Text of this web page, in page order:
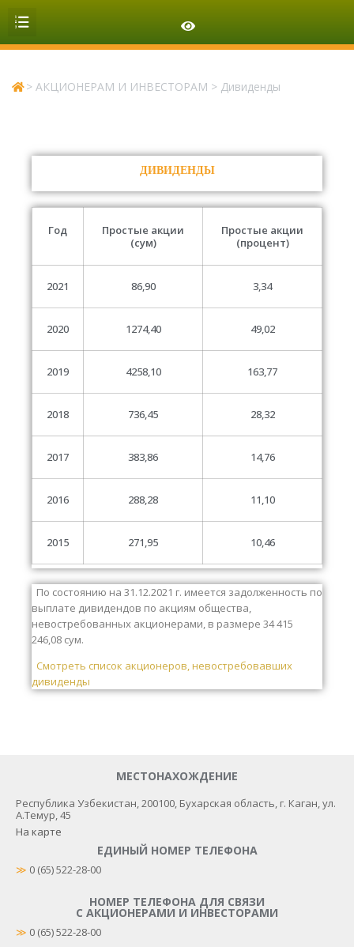
> АКЦИОНЕРАМ И ИНВЕСТОРАМ > Дивиденды
ДИВИДЕНДЫ
Год
Простые акции
(сум)
Простые акции
(процент)
2021 86,90 3,34
2020 1274,40 49,02
2019 4258,10 163,77
2018 736,45 28,32
2017 383,86 14,76
2016 288,28 11,10
2015 271,95 10,46
По состоянию на 31.12.2021 г. имеется задолженность по
выплате дивидендов по акциям общества,
невостребованных акционерами, в размере 34 415
246,08 сум.
Смотреть список акционеров, невостребовавших
дивиденды
МЕСТОНАХОЖДЕНИЕ
Республика Узбекистан, 200100​, Бухарская область, г. Каган, ул.
А.Темур, 45
На карте
ЕДИНЫЙ НОМЕР ТЕЛЕФОНА
≫ 0 (65) 522-28-00
НОМЕР ТЕЛЕФОНА ДЛЯ СВЯЗИ
С АКЦИОНЕРАМИ И ИНВЕСТОРАМИ
≫ 0 (65) 522-28-00